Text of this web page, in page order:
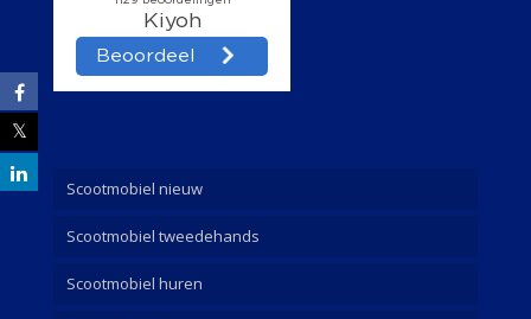
Scootmobiel nieuw
Scootmobiel tweedehands
Scootmobiel huren